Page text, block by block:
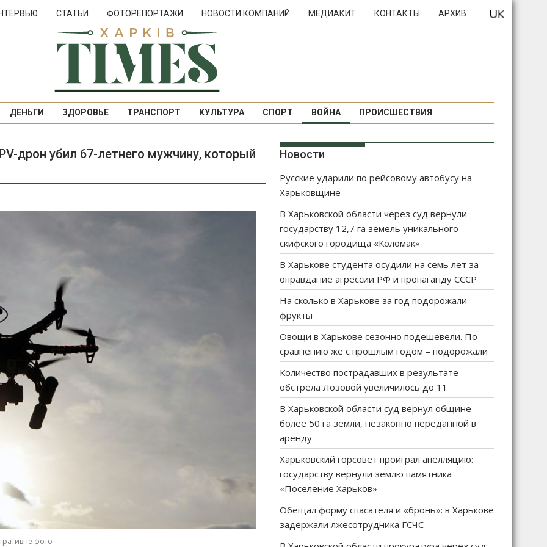
СТАТЬИ ФОТОРЕПОРТАЖИ НОВОСТИ КОМПАНИЙ МЕДИАКИТ КОНТАКТЫ АРХИВ
ДЕНЬГИ ЗДОРОВЬЕ ТРАНСПОРТ КУЛЬТУРА СПОРТ ВОЙНА ПРОИСШЕСТВИЯ
дрон убил 67-летнего мужчину, который
фото
Новости
Русские ударили по рейсовому автобусу на
Харьковщине
В Харьковской области через суд вернули
государству 12,7 га земель уникального
скифского городища «Коломак»
В Харькове студента осудили на семь лет за
оправдание агрессии РФ и пропаганду СССР
На сколько в Харькове за год подорожали
фрукты
Овощи в Харькове сезонно подешевели. По
сравнению же с прошлым годом – подорожали
Количество пострадавших в результате
обстрела Лозовой увеличилось до 11
В Харьковской области суд вернул общине
более 50 га земли, незаконно переданной в
аренду
Харьковский горсовет проиграл апелляцию:
государству вернули землю памятника
«Поселение Харьков»
Обещал форму спасателя и «бронь»: в Харькове
задержали лжесотрудника ГСЧС